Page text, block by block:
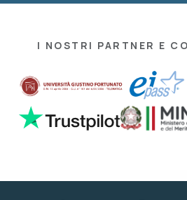
I NOSTRI PARTNER E